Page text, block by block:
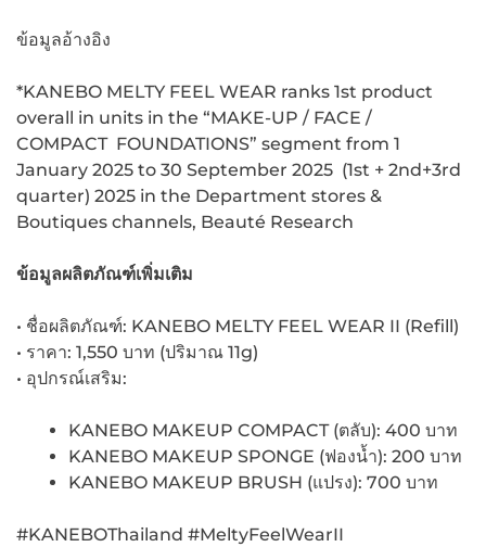
ข้อมูลอ้างอิง
*KANEBO MELTY FEEL WEAR ranks 1st product
overall in units in the “MAKE-UP / FACE /
COMPACT FOUNDATIONS” segment from 1
January 2025 to 30 September 2025 (1st + 2nd+3rd
quarter) 2025 in the Department stores &
Boutiques channels, Beauté Research
ข้อมูลผลิตภัณฑ์เพิ่มเติม
• ชื่อผลิตภัณฑ์: KANEBO MELTY FEEL WEAR II (Refill)
• ราคา: 1,550 บาท (ปริมาณ 11g)
• อุปกรณ์เสริม:
KANEBO MAKEUP COMPACT (ตลับ): 400 บาท
KANEBO MAKEUP SPONGE (ฟองน้ำ): 200 บาท
KANEBO MAKEUP BRUSH (แปรง): 700 บาท
#KANEBOThailand #MeltyFeelWearII